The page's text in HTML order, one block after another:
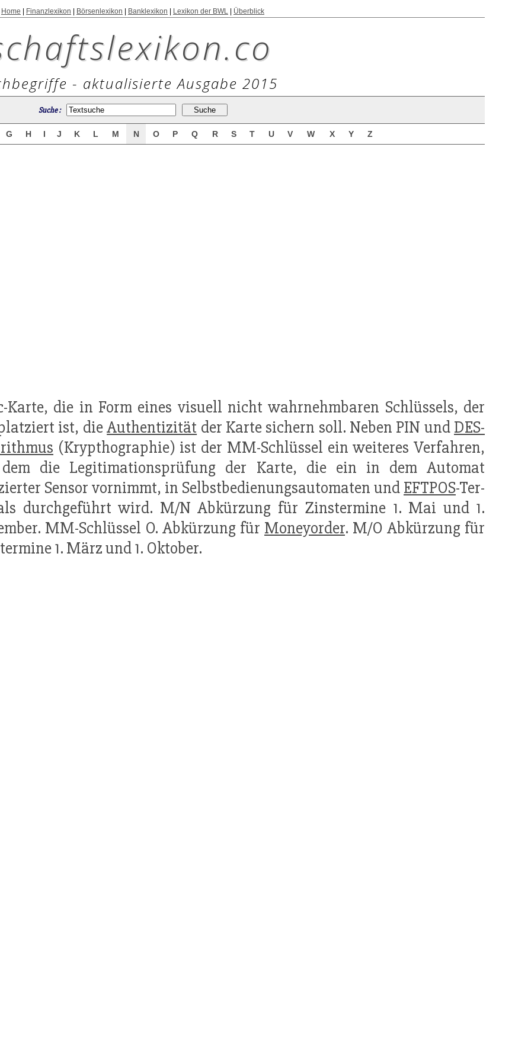
Home Finanzlexikon Börsenlexikon Banklexikon Lexikon der BWL Überblick
- aktualisierte Ausgabe 2015
Suche :
G H I J K L M N O P Q R S T U V W X Y Z
Karte, die in Form eines visuell nicht wahrnehmbaren Schlüssels, der
ist, dieAuthentizität der Karte sichern soll. Neben PIN und DES-
(Krypthographie) ist der MM-Schlüssel ein weiteres Verfahren,
die Legitimationsprüfung der Karte, die ein in dem Automat
Sensor vornimmt, in Selbstbedienungsautomaten und EFTPOS-Ter-
durchgeführt wird. M/N Abkürzung für Zinstermine 1. Mai und 1.
MM-Schlüssel O. Abkürzung für Moneyorder. M/O Abkürzung für
1. März und 1. Oktober.